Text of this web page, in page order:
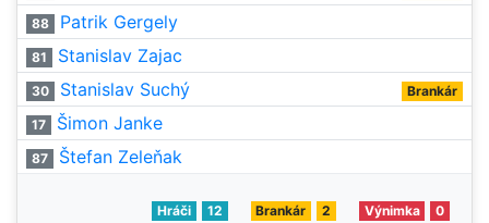
88 Patrik Gergely
81 Stanislav Zajac
30 Stanislav Suchý Brankár
17 Šimon Janke
87 Štefan Zeleňak
Hráči 12 Brankár 2 Výnimka 0